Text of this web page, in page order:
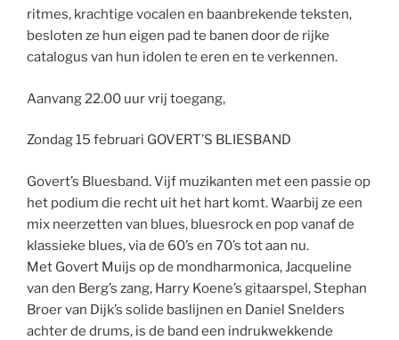
ritmes, krachtige vocalen en baanbrekende teksten,
besloten ze hun eigen pad te banen door de rijke
catalogus van hun idolen te eren en te verkennen.
Aanvang 22.00 uur vrij toegang,
Zondag 15 februari GOVERT’S BLIESBAND
Govert’s Bluesband. Vijf muzikanten met een passie op
het podium die recht uit het hart komt. Waarbij ze een
mix neerzetten van blues, bluesrock en pop vanaf de
klassieke blues, via de 60’s en 70’s tot aan nu.
Met Govert Muijs op de mondharmonica, Jacqueline
van den Berg’s zang, Harry Koene’s gitaarspel, Stephan
Broer van Dijk’s solide baslijnen en Daniel Snelders
achter de drums, is de band een indrukwekkende